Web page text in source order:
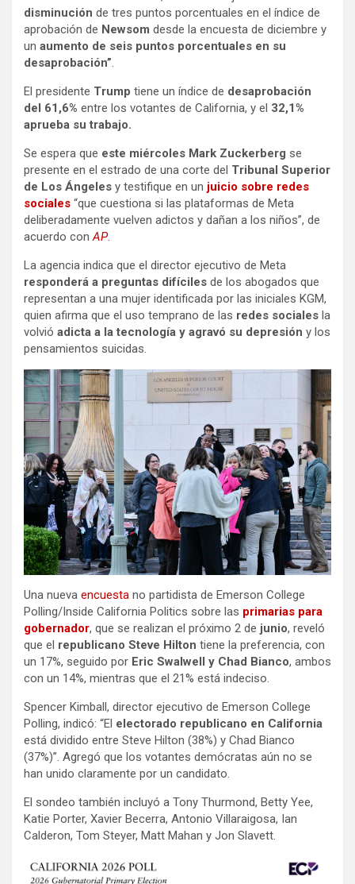
disminución de tres puntos porcentuales en el índice de
aprobación de Newsom desde la encuesta de diciembre y
un aumento de seis puntos porcentuales en su
desaprobación”.
El presidente Trump tiene un índice de desaprobación
del 61,6% entre los votantes de California, y el 32,1%
aprueba su trabajo.
Se espera que este miércoles Mark Zuckerberg se
presente en el estrado de una corte del Tribunal Superior
de Los Ángeles y testifique en un juicio sobre redes
sociales “que cuestiona si las plataformas de Meta
deliberadamente vuelven adictos y dañan a los niños”, de
acuerdo conAP.
La agencia indica que el director ejecutivo de Meta
responderá a preguntas difíciles de los abogados que
representan a una mujer identificada por las iniciales KGM,
quien afirma que el uso temprano de las redes sociales la
volvió adicta a la tecnología y agravó su depresión y los
pensamientos suicidas.
Una nueva encuesta no partidista de Emerson College
Polling/Inside California Politics sobre las primarias para
gobernador, que se realizan el próximo 2 de junio, reveló
que el republicano Steve Hilton tiene la preferencia, con
un 17%, seguido por Eric Swalwell y Chad Bianco, ambos
con un 14%, mientras que el 21% está indeciso.
Spencer Kimball, director ejecutivo de Emerson College
Polling, indicó: “El electorado republicano en California
está dividido entre Steve Hilton (38%) y Chad Bianco
(37%)”. Agregó que los votantes demócratas aún no se
han unido claramente por un candidato.
El sondeo también incluyó a Tony Thurmond, Betty Yee,
Katie Porter, Xavier Becerra, Antonio Villaraigosa, Ian
Calderon, Tom Steyer, Matt Mahan y Jon Slavett.